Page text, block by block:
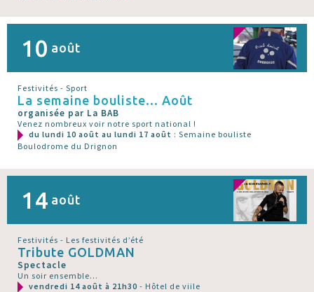
10 août
Festivités - Sport
La semaine bouliste... Août
organisée par La BAB
Venez nombreux voir notre sport national !
du lundi 10 août au lundi 17 août : Semaine bouliste
Boulodrome du Drignon
14 août
Festivités - Les festivités d’été
Tribute GOLDMAN
Spectacle
Un soir ensemble...
vendredi 14 août à 21h30 - Hôtel de viile